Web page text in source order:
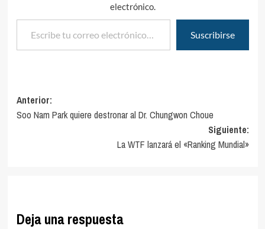
electrónico.
Escribe tu correo electrónico…
Suscribirse
Navegación
de
Anterior:
Soo Nam Park quiere destronar al Dr. Chungwon Choue
Siguiente:
La WTF lanzará el «Ranking Mundial»
Deja una respuesta